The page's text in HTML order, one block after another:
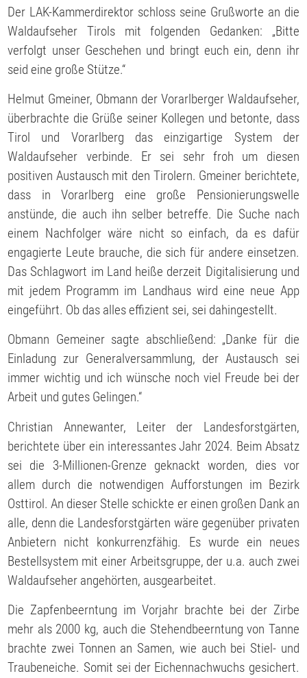
Der LAK-Kammerdirektor schloss seine Grußworte an die
Waldaufseher Tirols mit folgenden Gedanken: „Bitte
verfolgt unser Geschehen und bringt euch ein, denn ihr
seid eine große Stütze.“
Helmut Gmeiner, Obmann der Vorarlberger Waldaufseher,
überbrachte die Grüße seiner Kollegen und betonte, dass
Tirol und Vorarlberg das einzigartige System der
Waldaufseher verbinde. Er sei sehr froh um diesen
positiven Austausch mit den Tirolern. Gmeiner berichtete,
dass in Vorarlberg eine große Pensionierungswelle
anstünde, die auch ihn selber betreffe. Die Suche nach
einem Nachfolger wäre nicht so einfach, da es dafür
engagierte Leute brauche, die sich für andere einsetzen.
Das Schlagwort im Land heiße derzeit Digitalisierung und
mit jedem Programm im Landhaus wird eine neue App
eingeführt. Ob das alles effizient sei, sei dahingestellt.
Obmann Gemeiner sagte abschließend: „Danke für die
Einladung zur Generalversammlung, der Austausch sei
immer wichtig und ich wünsche noch viel Freude bei der
Arbeit und gutes Gelingen.“
Christian Annewanter, Leiter der Landesforstgärten,
berichtete über ein interessantes Jahr 2024. Beim Absatz
sei die 3-Millionen-Grenze geknackt worden, dies vor
allem durch die notwendigen Aufforstungen im Bezirk
Osttirol. An dieser Stelle schickte er einen großen Dank an
alle, denn die Landesforstgärten wäre gegenüber privaten
Anbietern nicht konkurrenzfähig. Es wurde ein neues
Bestellsystem mit einer Arbeitsgruppe, der u.a. auch zwei
Waldaufseher angehörten, ausgearbeitet.
Die Zapfenbeerntung im Vorjahr brachte bei der Zirbe
mehr als 2000 kg, auch die Stehendbeerntung von Tanne
brachte zwei Tonnen an Samen, wie auch bei Stiel- und
Traubeneiche. Somit sei der Eichennachwuchs gesichert.